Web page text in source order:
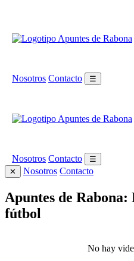
Nosotros Contacto ☰
Nosotros Contacto
☰
✕
Nosotros Contacto
Apuntes de Rabona:
fútbol
No hay